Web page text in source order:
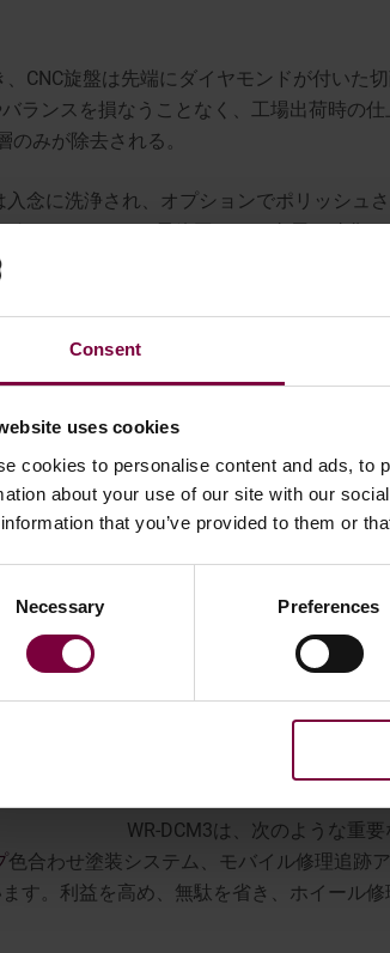
Consent
uses cookies
cookies to personalise content and ads, to
about your use of our site with our
that you’ve provided to them or
Necessary Preferences
CNC旋盤は先端にダイヤモンドが付いた
ランスを損なうことなく、工場出荷時の
みが除去される。
入念に洗浄され、オプションでポリッシュ
されます。この最終工程は、金属を酸化
します。
ロセスはどのように機能しますかプロフ
した.
成カットまで：CNCプロセス
WR-DCM3 - ダイヤモンド切断
求して設計されている。旧式
WR-DCM3は、その自動化と
スキャナーを内蔵しているた
うことができ、単独で3つの
できます。さらに、タイヤの
でき、コンパクトで低騒音、
WR-DCM3は、次のような重
色合わせ塗装システム、モバイル修理追跡
す。利益を高め、無駄を省き、ホイール